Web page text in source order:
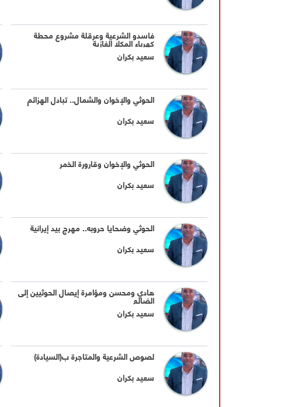
فاسدو الشرعية وعرقلة مشروع محطة
كهرباء المكلا الغازية
سعيد بكران
الحوثي والإخوان والشمال.. تبادل الهزائم
سعيد بكران
الحوثي والإخوان وقارورة الخمر
سعيد بكران
الحوثي وضحايا حروبه.. مهرج بيد إيرانية
سعيد بكران
هادي ومحسن ومؤامرة إيصال الحوثيين إلى
الضالع
سعيد بكران
لصوص الشرعية والمتاجرة ب(السيادة)
سعيد بكران